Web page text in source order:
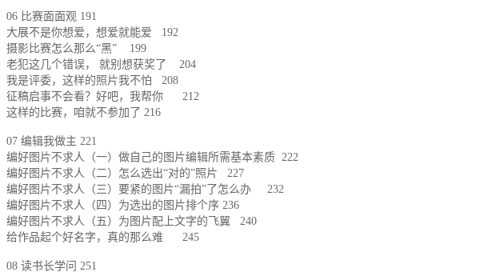
06 比赛面面观 191
大展不是你想爱，想爱就能爱 192
摄影比赛怎么那么“黑” 199
老犯这几个错误， 就别想获奖了 204
我是评委，这样的照片我不怕 208
征稿启事不会看？好吧，我帮你 212
这样的比赛，咱就不参加了 216
07 编辑我做主 221
编好图片不求人（一）做自己的图片编辑所需基本素质 222
编好图片不求人（二）怎么选出“对的”照片 227
编好图片不求人（三）要紧的图片“漏拍”了怎么办 232
编好图片不求人（四）为选出的图片排个序 236
编好图片不求人（五）为图片配上文字的飞翼 240
给作品起个好名字，真的那么难 245
08 读书长学问 251